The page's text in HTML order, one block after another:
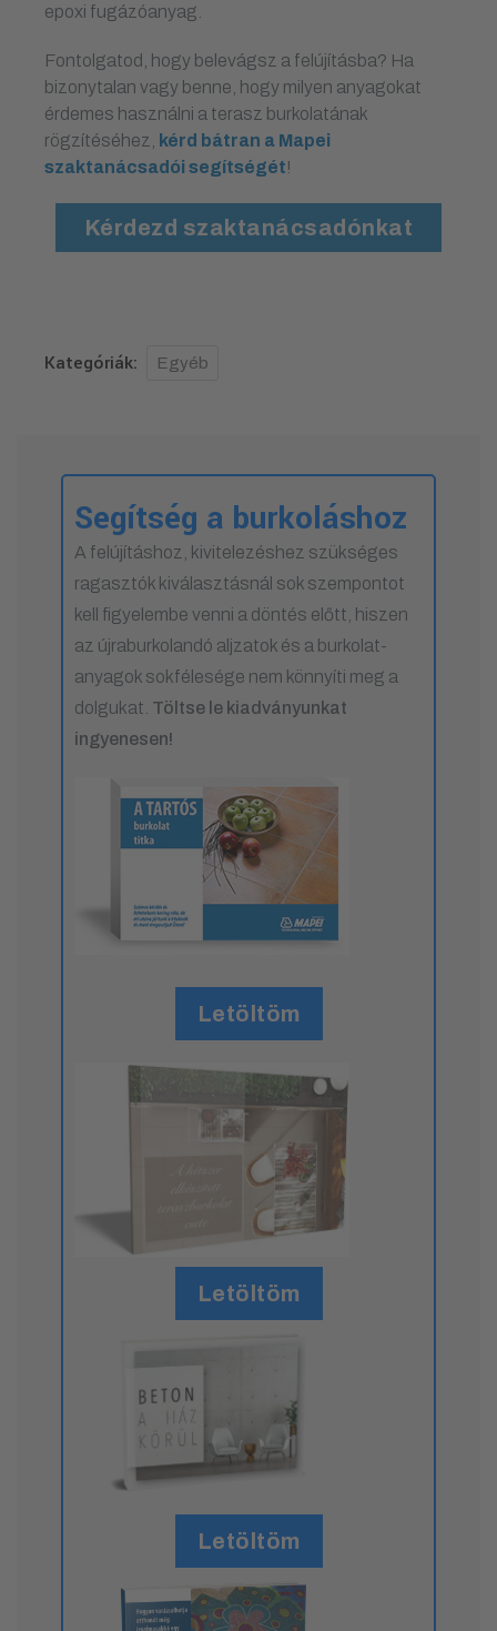
epoxi fugázóanyag.
Fontolgatod, hogy belevágsz a felújításba? Ha
bizonytalan vagy benne, hogy milyen anyagokat
érdemes használni a terasz burkolatának
rögzítéséhez,
kérd bátran a Mapei
szaktanácsadói segítségét!
Kérdezd szaktanácsadónkat
Kategóriák: Egyéb
Segítség a burkoláshoz
A felújításhoz, kivitelezéshez szükséges
ragasztók kiválasztásnál sok szempontot
kell figyelembe venni a döntés előtt, hiszen
az újraburkolandó aljzatok és a burkolat-
anyagok sokfélesége nem könnyíti meg a
dolgukat. Töltse le kiadványunkat
ingyenesen!
Letöltöm
Letöltöm
Letöltöm